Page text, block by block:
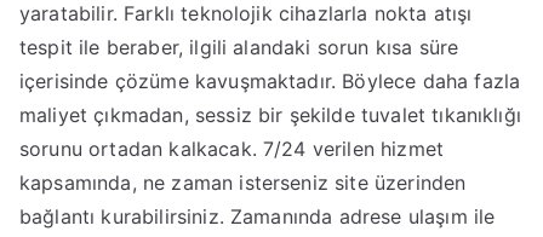
yaratabilir. Farklı teknolojik cihazlarla nokta atışı
tespit ile beraber, ilgili alandaki sorun kısa süre
içerisinde çözüme kavuşmaktadır. Böylece daha fazla
maliyet çıkmadan, sessiz bir şekilde tuvalet tıkanıklığı
sorunu ortadan kalkacak. 7/24 verilen hizmet
kapsamında, ne zaman isterseniz site üzerinden
bağlantı kurabilirsiniz. Zamanında adrese ulaşım ile